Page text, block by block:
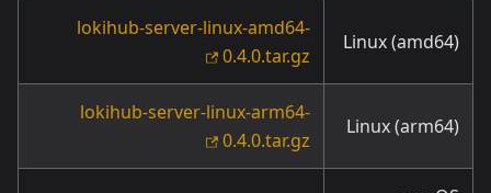
Linux (amd64)
lokihub-server-linux-amd64-
0.4.0.tar.gz
Linux (arm64)
lokihub-server-linux-arm64-
0.4.0.tar.gz